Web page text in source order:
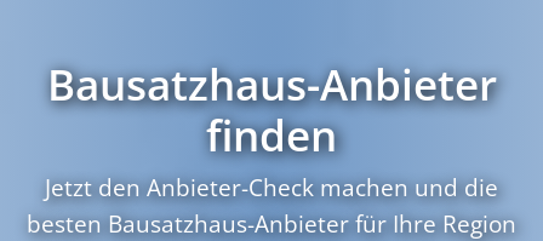
Bausatzhaus-Anbieter
finden
Jetzt den Anbieter-Check machen und die
besten Bausatzhaus-Anbieter für Ihre Region